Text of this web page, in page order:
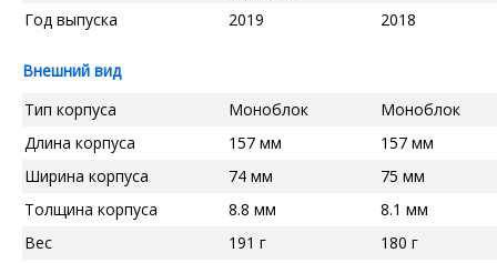
Год выпуска 2019 2018
Внешний вид
Тип корпуса
Моноблок
Моноблок
Длина корпуса
157 мм
157 мм
Ширина корпуса
74 мм
75 мм
Толщина корпуса
8.8 мм
8.1 мм
Вес
191 г
180 г